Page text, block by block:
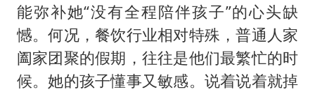
能弥补她“没有全程陪伴孩子”的心头缺
憾。何况，餐饮行业相对特殊，普通人家
阖家团聚的假期，往往是他们最繁忙的时
候。她的孩子懂事又敏感。说着说着就掉